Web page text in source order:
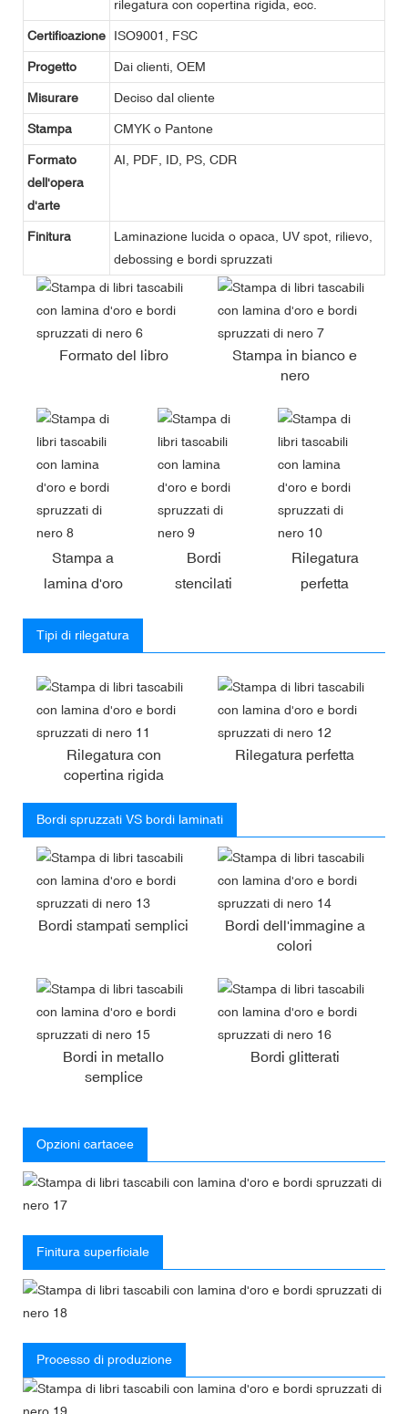
rilegatura con copertina rigida, ecc.
Certificazione ISO9001, FSC
Progetto Dai clienti, OEM
Misurare Deciso dal cliente
Stampa CMYK o Pantone
Formato
dell'opera
d'arte
AI, PDF, ID, PS, CDR
Finitura
Laminazione lucida o opaca, UV spot, rilievo,
debossing e bordi spruzzati
Formato del libro
Stampa in bianco e
nero
Stampa a
lamina d'oro
Bordi
stencilati
Rilegatura
perfetta
Tipi di rilegatura
Rilegatura con
copertina rigida
Rilegatura perfetta
Bordi spruzzati VS bordi laminati
Bordi stampati semplici
Bordi dell'immagine a
colori
Bordi in metallo
semplice
Bordi glitterati
Opzioni cartacee
Finitura superficiale
Processo di produzione